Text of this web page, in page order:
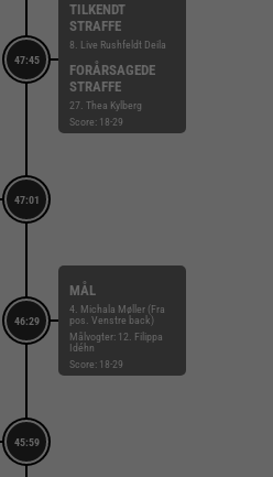
47:45
TILKENDT
STRAFFE
8. Live Rushfeldt Deila
FORÅRSAGEDE
STRAFFE
27. Thea Kylberg
Score: 18-29
47:01
46:29
MÅL
4. Michala Møller (Fra
pos. Venstre back)
Målvogter: 12. Filippa
Idéhn
Score: 18-29
45:59